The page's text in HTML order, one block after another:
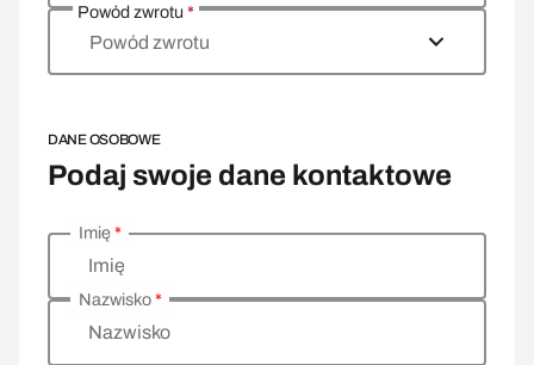
Powód zwrotu*
Powód zwrotu
DANE OSOBOWE
Podaj swoje dane kontaktowe
Wprowadź swoje dane osobowe
Imię
Imię*
Nazwisko
Nazwisko*